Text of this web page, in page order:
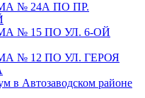
№ 24А ПО ПР.
№ 15 ПО УЛ. 6-ОЙ
№ 12 ПО УЛ. ГЕРОЯ
в Автозаводском районе